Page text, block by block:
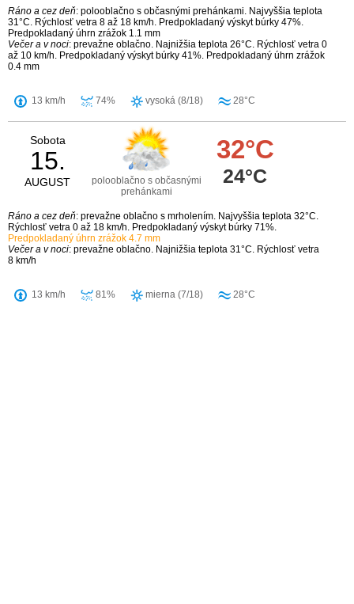
Ráno a cez deň: polooblačno s občasnými prehánkami. Najvyššia teplota
31°C. Rýchlosť vetra 8 až 18 km/h. Predpokladaný výskyt búrky 47%.
Predpokladaný úhrn zrážok 1.1 mm
Večer a v noci: prevažne oblačno. Najnižšia teplota 26°C. Rýchlosť vetra 0
až 10 km/h. Predpokladaný výskyt búrky 41%. Predpokladaný úhrn zrážok
0.4 mm
13 km/h 74% vysoká (8/18) 28°C
Sobota
15.
AUGUST
polooblačno s občasnými
prehánkami
32°C
24°C
Ráno a cez deň: prevažne oblačno s mrholením. Najvyššia teplota 32°C.
Rýchlosť vetra 0 až 18 km/h. Predpokladaný výskyt búrky 71%.
Predpokladaný úhrn zrážok 4.7 mm
Večer a v noci: prevažne oblačno. Najnižšia teplota 31°C. Rýchlosť vetra
8 km/h
13 km/h 81% mierna (7/18) 28°C